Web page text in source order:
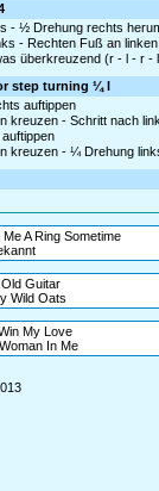
- ½ Drehung rechts
- Rechten Fuß an
überkreuzend (r - l - r -
step turning ¼ l
auftippen
kreuzen - Schritt nach
kreuzen - ¼ Drehung
A Ring Sometime
Guitar
Wild Oats
My Love
In Me